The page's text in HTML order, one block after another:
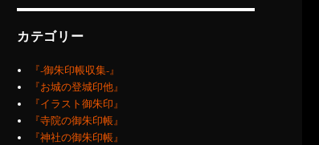
カテゴリー
『‐御朱印帳収集‐』
『お城の登城印他』
『イラスト御朱印』
『寺院の御朱印帳』
『神社の御朱印帳』